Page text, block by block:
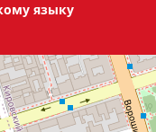
языку